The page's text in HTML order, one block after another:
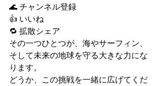
🌊 チャンネル登録
👍 いいね
🔁 拡散シェア
その一つひとつが、海やサーフィン、
そして未来の地球を守る大きな力にな
ります。
どうか、この挑戦を一緒に広げてくだ